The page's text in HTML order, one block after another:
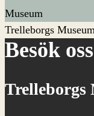
Museum
Trelleborgs
Besök oss
Trelleborgs